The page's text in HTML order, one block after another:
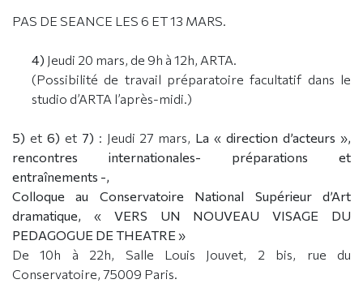
PAS DE SEANCE LES 6 ET 13 MARS.
4) Jeudi 20 mars, de 9h à 12h, ARTA.
(Possibilité de travail préparatoire facultatif dans le
studio d’ARTA l’après-midi.)
5) et 6) et 7) : Jeudi 27 mars, La « direction d’acteurs »,
rencontres internationales- préparations et
entraînements -,
Colloque au Conservatoire National Supérieur d’Art
dramatique, « VERS UN NOUVEAU VISAGE DU
PEDAGOGUE DE THEATRE »
De 10h à 22h, Salle Louis Jouvet, 2 bis, rue du
Conservatoire, 75009 Paris.